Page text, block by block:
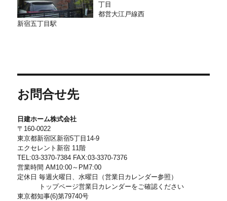
丁目
都営大江戸線西
新宿五丁目駅
お問合せ先
日建ホーム株式会社
〒160-0022
東京都新宿区新宿5丁目14-9
エクセレント新宿 11階
TEL:03-3370-7384 FAX:03-3370-7376
営業時間 AM10:00～PM7:00
定休日 毎週火曜日、水曜日（営業日カレンダー参照）
トップページ営業日カレンダーをご確認ください
東京都知事(6)第79740号